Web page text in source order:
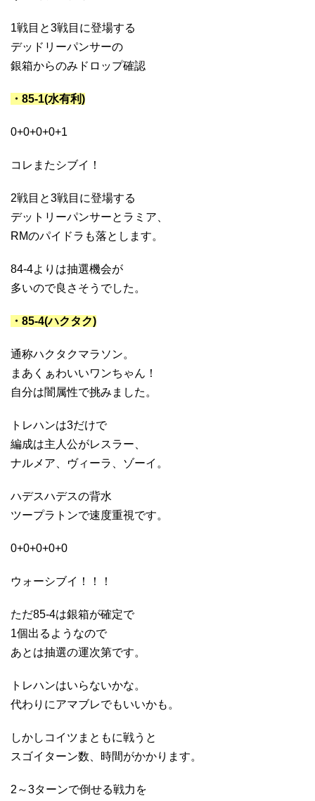
1戦目と3戦目に登場する
デッドリーパンサーの
銀箱からのみドロップ確認
・85-1(水有利)
0+0+0+0+1
コレまたシブイ！
2戦目と3戦目に登場する
デットリーパンサーとラミア、
RMのパイドラも落とします。
84-4よりは抽選機会が
多いので良さそうでした。
・85-4(ハクタク)
通称ハクタクマラソン。
まあくぁわいいワンちゃん！
自分は闇属性で挑みました。
トレハンは3だけで
編成は主人公がレスラー、
ナルメア、ヴィーラ、ゾーイ。
ハデスハデスの背水
ツープラトンで速度重視です。
0+0+0+0+0
ウォーシブイ！！！
ただ85-4は銀箱が確定で
1個出るようなので
あとは抽選の運次第です。
トレハンはいらないかな。
代わりにアマブレでもいいかも。
しかしコイツまともに戦うと
スゴイターン数、時間がかかります。
2～3ターンで倒せる戦力を